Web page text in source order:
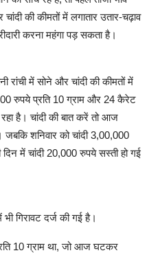
की कीमतों में लगातार उतार-चढ़ाव
करना महंगा पड़ सकता है।
रांची में सोने और चांदी की कीमतों में
रुपये प्रति 10 ग्राम और 24 कैरेट
है। चांदी की बात करें तो आज
शनिवार को चांदी 3,00,000
दिन में चांदी 20,000 रुपये सस्ती हो गई
गिरावट दर्ज की गई है।
10 ग्राम था, जो आज घटकर